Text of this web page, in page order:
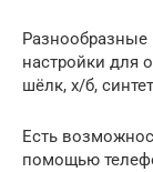
настройки для
шёлк, х/б,
Есть
помощью